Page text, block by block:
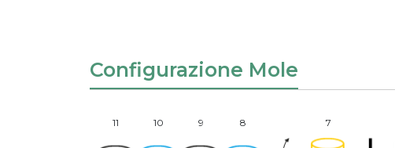
Configurazione Mole
11 10 9 8 7